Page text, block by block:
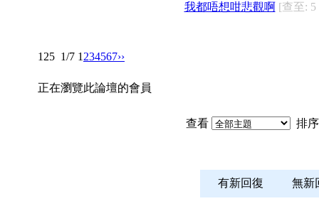
我都唔想咁悲觀啊 [查至: 5
125 1/7 1 234567››
正在瀏覽此論壇的會員
查看 排
有新回復 無